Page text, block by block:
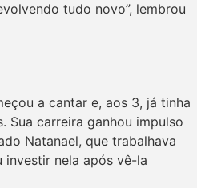
tudo novo”, lembrou
a cantar e, aos 3, já tinha
Sua carreira ganhou impulso
Natanael, que trabalhava
investir nela após vê-la